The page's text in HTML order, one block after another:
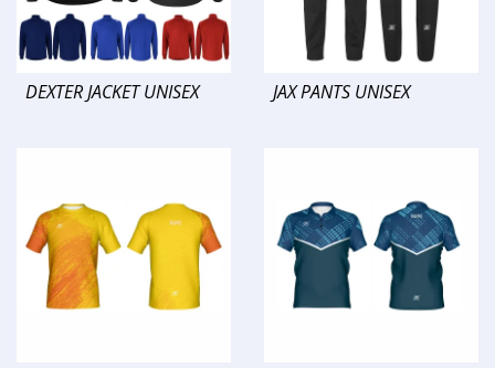
DEXTER JACKET UNISEX JAX PANTS UNISEX